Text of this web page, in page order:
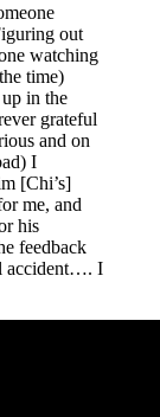
out
watching
time)
in the
grateful
and on
I
[Chi’s]
me, and
his
feedback
accident…. I